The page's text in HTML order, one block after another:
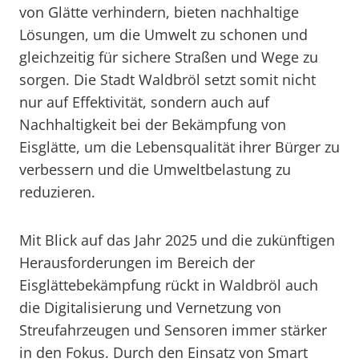
von Glätte verhindern, bieten nachhaltige
Lösungen, um die Umwelt zu schonen und
gleichzeitig für sichere Straßen und Wege zu
sorgen. Die Stadt Waldbröl setzt somit nicht
nur auf Effektivität, sondern auch auf
Nachhaltigkeit bei der Bekämpfung von
Eisglätte, um die Lebensqualität ihrer Bürger zu
verbessern und die Umweltbelastung zu
reduzieren.
Mit Blick auf das Jahr 2025 und die zukünftigen
Herausforderungen im Bereich der
Eisglättebekämpfung rückt in Waldbröl auch
die Digitalisierung und Vernetzung von
Streufahrzeugen und Sensoren immer stärker
in den Fokus. Durch den Einsatz von Smart